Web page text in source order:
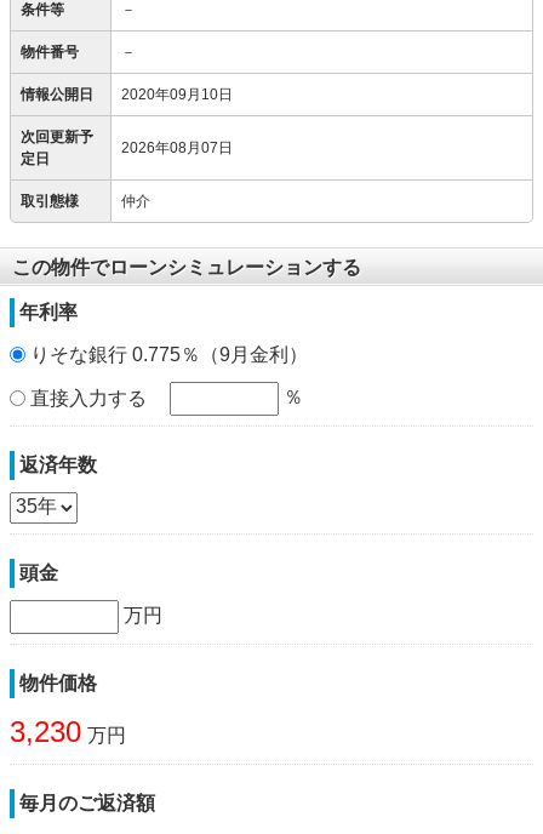
条件等 －
物件番号 －
情報公開日 2020年09月10日
次回更新予
定日
2026年08月07日
取引態様 仲介
この物件でローンシミュレーションする
年利率
りそな銀行 0.775％（9月金利）
直接入力する ％
返済年数
頭金
万円
物件価格
3,230 万円
毎月のご返済額